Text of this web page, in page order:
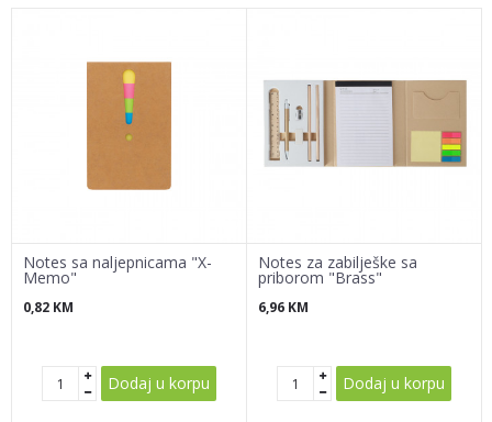
Notes sa naljepnicama "X-
Memo"
0,82 KM
Dodaj u korpu
Notes za zabilješke sa
priborom "Brass"
6,96 KM
Dodaj u korpu